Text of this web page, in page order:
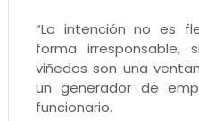
“La intención no es
forma irresponsable,
viñedos son una
un generador de
funcionario.